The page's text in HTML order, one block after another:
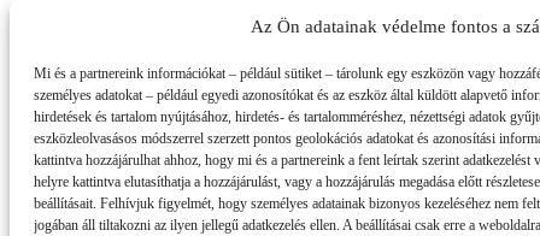
Az Ön adatainak védelme fontos a
Mi és a partnereink információkat – például sütiket – tárolunk egy eszközön vagy
személyes adatokat – például egyedi azonosítókat és az eszköz által küldött alapvető
hirdetések és tartalom nyújtásához, hirdetés- és tartalomméréshez, nézettségi adatok
eszközleolvasásos módszerrel szerzett pontos geolokációs adatokat és azonosítási
kattintva hozzájárulhat ahhoz, hogy mi és a partnereink a fent leírtak szerint
helyre kattintva elutasíthatja a hozzájárulást, vagy a hozzájárulás megadása előtt
beállításait. Felhívjuk figyelmét, hogy személyes adatainak bizonyos kezeléséhez nem
jogában áll tiltakozni az ilyen jellegű adatkezelés ellen. A beállításai csak erre a